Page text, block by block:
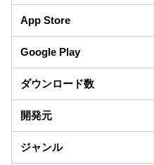
App Store
Google Play
ダウンロード数
開発元
ジャンル